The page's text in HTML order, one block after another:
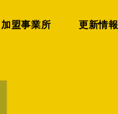
加盟事業所 更新情報